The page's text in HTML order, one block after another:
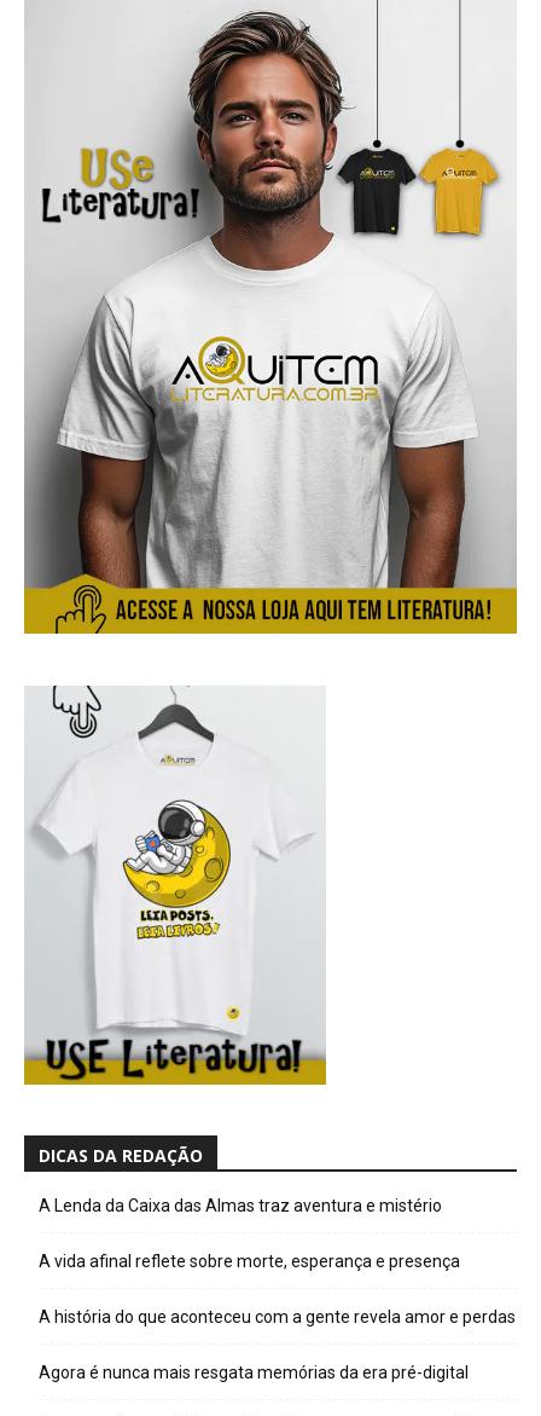
DICAS DA REDAÇÃO
A Lenda da Caixa das Almas traz aventura e mistério
A vida afinal reflete sobre morte, esperança e presença
A história do que aconteceu com a gente revela amor e perdas
Agora é nunca mais resgata memórias da era pré-digital